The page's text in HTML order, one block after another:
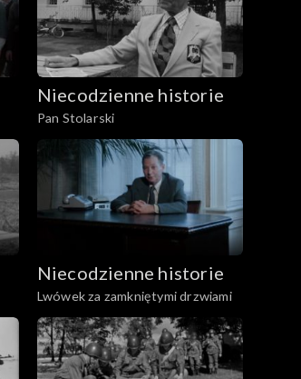
Niecodzienne historie
Pan Stolarski
Niecodzienne historie
Lwówek za zamkniętymi drzwiami